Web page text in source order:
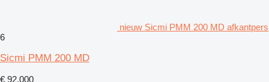
nieuw Sicmi PMM 200 MD afkantpers
6
Sicmi PMM 200 MD
€ 92.000